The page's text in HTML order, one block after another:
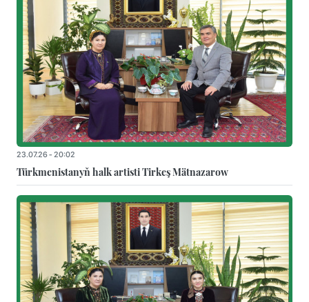
23.07.26 - 20:02
Türkmenistanyň halk artisti Tirkeş Mätnazarow